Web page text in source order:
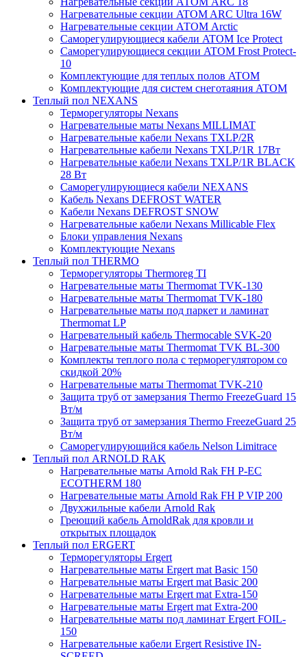
Нагревательные секции ATOM ARC Ultra 16W
Нагревательные секции АТОМ Arctic
Саморегулирующиеся кабели ATOM Ice Protect
Саморегулирующиеся секции ATOM Frost Protect-
10
Комплектующие для теплых полов ATOM
Комплектующие для систем снеготаяния ATOM
Теплый пол NEXANS
Терморегуляторы Nexans
Нагревательные маты Nexans MILLIMAT
Нагревательные кабели Nexans TXLP/2R
Нагревательные кабели Nexans TXLP/1R 17Вт
Нагревательные кабели Nexans TXLP/1R BLACK
28 Вт
Саморегулирующиеся кабели NEXANS
Кабель Nexans DEFROST WATER
Кабели Nexans DEFROST SNOW
Нагревательные кабели Nexans Millicable Flex
Блоки управления Nexans
Комплектующие Nexans
Теплый пол THERMO
Терморегуляторы Thermoreg TI
Нагревательные маты Thermomat TVK-130
Нагревательные маты Thermomat TVK-180
Нагревательные маты под паркет и ламинат
Thermomat LP
Нагревательный кабель Thermocable SVK-20
Нагревательные маты Thermomat TVK BL-300
Комплекты теплого пола с терморегулятором со
скидкой 20%
Нагревательные маты Thermomat TVK-210
Защита труб от замерзания Thermo FreezeGuard 15
Вт/м
Защита труб от замерзания Thermo FreezeGuard 25
Вт/м
Саморегулирующийся кабель Nelson Limitrace
Теплый пол ARNOLD RAK
Нагревательные маты Arnold Rak FH P-EC
ECOTHERM 180
Нагревательные маты Arnold Rak FH P VIP 200
Двухжильные кабели Arnold Rak
Греющий кабель ArnoldRak для кровли и
открытых площадок
Теплый пол ERGERT
Терморегуляторы Ergert
Нагревательные маты Ergert mat Basic 150
Нагревательные маты Ergert mat Basic 200
Нагревательные маты Ergert mat Extra-150
Нагревательные маты Ergert mat Extra-200
Нагревательные маты под ламинат Ergert FOIL-
150
Нагревательные кабели Ergert Resistive IN-